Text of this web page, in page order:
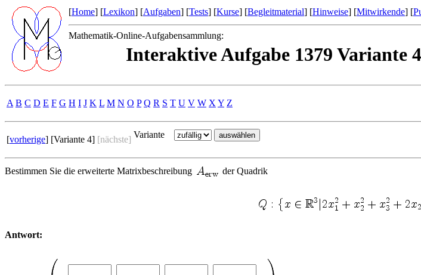
[Home] [Lexikon] [Aufgaben] [Tests] [Kurse] [Begleitmaterial] [Hinweise] [Mitwirkende] [
Mathematik-Online-Aufgabensammlung:
Interaktive Aufgabe 1379
A B C D E F G H I J K L M N O P Q R S T U V W X Y Z
[vorherige] [Variante 4] [nächste] Variante
Bestimmen Sie die erweiterte Matrixbeschreibung der Quadrik
Antwort: